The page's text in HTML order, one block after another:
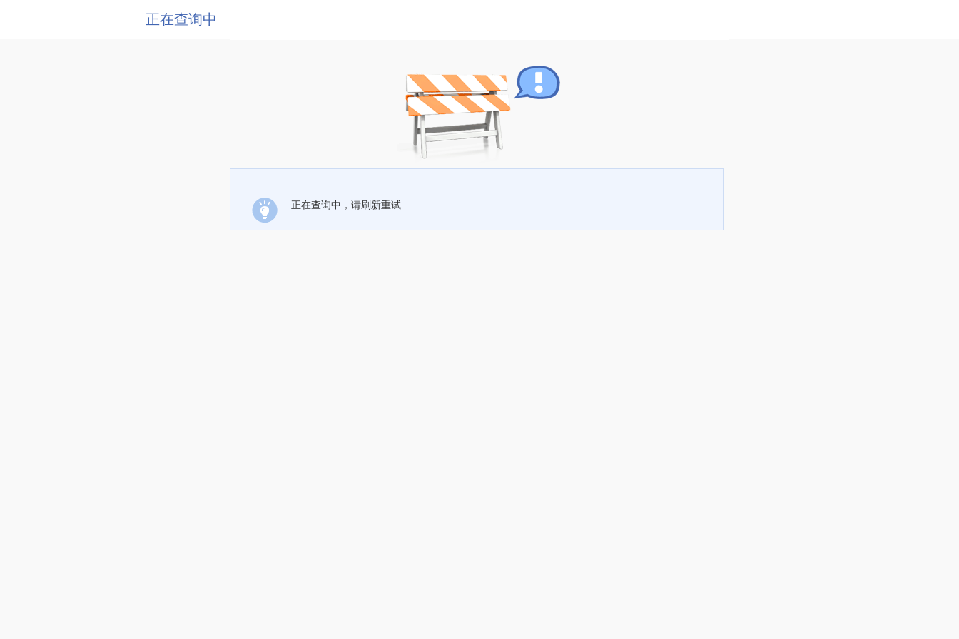
正在查询中
正在查询中，请刷新重试